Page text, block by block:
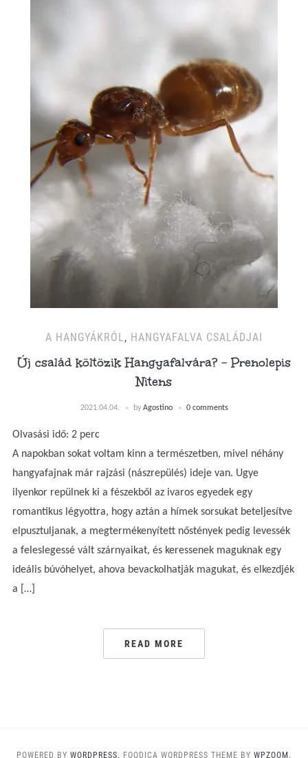
A HANGYÁKRÓL , HANGYAFALVA CSALÁDJAI
Új család költözik Hangyafalvára? – Prenolepis
Nitens
2021.04.04. by Agostino 0 comments
Olvasási idő: 2 perc
A napokban sokat voltam kinn a természetben, mivel néhány
hangyafajnak már rajzási (nászrepülés) ideje van. Ugye
ilyenkor repülnek ki a fészekből az ivaros egyedek egy
romantikus légyottra, hogy aztán a hímek sorsukat beteljesítve
elpusztuljanak, a megtermékenyített nőstények pedig levessék
a feleslegessé vált szárnyaikat, és keressenek maguknak egy
ideális búvóhelyet, ahova bevackolhatják magukat, és elkezdjék
a […]
READ MORE
POWERED BY WORDPRESS. FOODICA WORDPRESS THEME BY WPZOOM.